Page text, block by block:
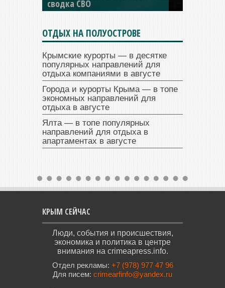
сводка СВО
ОТДЫХ НА ПОЛУОСТРОВЕ
Крымские курорты — в десятке
популярных направлений для
отдыха компаниями в августе
Города и курорты Крыма — в топе
экономных направлений для
отдыха в августе
Ялта — в топе популярных
направлений для отдыха в
апартаментах в августе
КРЫМ СЕЙЧАС
Люди, события и происшествия,
экономика и политика в центре
внимания на crimeapress.info.
Отдел рекламы: +7 (978) 977 47 96
Для писем: crimearfinfo@yandex.ru